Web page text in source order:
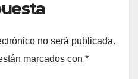
no será publicada.
marcados con *